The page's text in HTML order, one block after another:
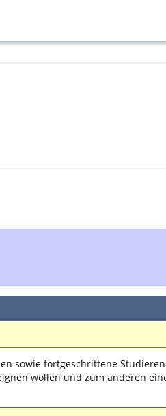
sowie fortgeschrittene
wollen und zum anderen